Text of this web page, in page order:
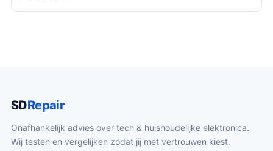
SDRepair
Onafhankelijk advies over tech & huishoudelijke elektronica.
Wij testen en vergelijken zodat jij met vertrouwen kiest.